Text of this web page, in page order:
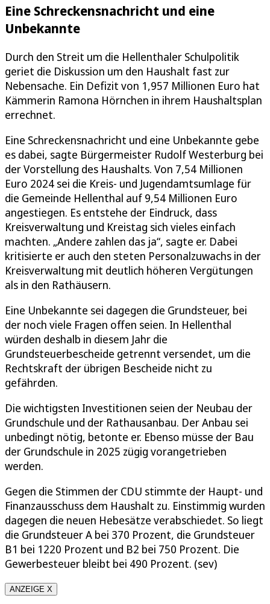
Eine Schreckensnachricht und eine
Unbekannte
Durch den Streit um die Hellenthaler Schulpolitik
geriet die Diskussion um den Haushalt fast zur
Nebensache. Ein Defizit von 1,957 Millionen Euro hat
Kämmerin Ramona Hörnchen in ihrem Haushaltsplan
errechnet.
Eine Schreckensnachricht und eine Unbekannte gebe
es dabei, sagte Bürgermeister Rudolf Westerburg bei
der Vorstellung des Haushalts. Von 7,54 Millionen
Euro 2024 sei die Kreis- und Jugendamtsumlage für
die Gemeinde Hellenthal auf 9,54 Millionen Euro
angestiegen. Es entstehe der Eindruck, dass
Kreisverwaltung und Kreistag sich vieles einfach
machten. „Andere zahlen das ja“, sagte er. Dabei
kritisierte er auch den steten Personalzuwachs in der
Kreisverwaltung mit deutlich höheren Vergütungen
als in den Rathäusern.
Eine Unbekannte sei dagegen die Grundsteuer, bei
der noch viele Fragen offen seien. In Hellenthal
würden deshalb in diesem Jahr die
Grundsteuerbescheide getrennt versendet, um die
Rechtskraft der übrigen Bescheide nicht zu
gefährden.
Die wichtigsten Investitionen seien der Neubau der
Grundschule und der Rathausanbau. Der Anbau sei
unbedingt nötig, betonte er. Ebenso müsse der Bau
der Grundschule in 2025 zügig vorangetrieben
werden.
Gegen die Stimmen der CDU stimmte der Haupt- und
Finanzausschuss dem Haushalt zu. Einstimmig wurden
dagegen die neuen Hebesätze verabschiedet. So liegt
die Grundsteuer A bei 370 Prozent, die Grundsteuer
B1 bei 1220 Prozent und B2 bei 750 Prozent. Die
Gewerbesteuer bleibt bei 490 Prozent. (sev)
ANZEIGE X